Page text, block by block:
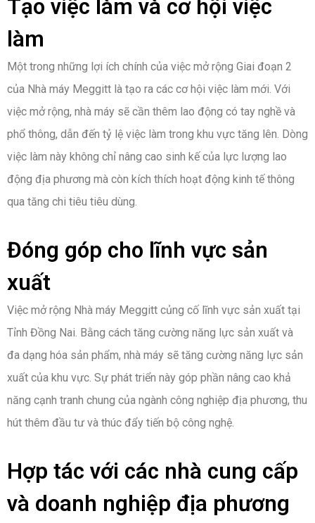
Tạo việc làm và cơ hội việc
làm
Một trong những lợi ích chính của việc mở rộng Giai đoạn 2
của Nhà máy Meggitt là tạo ra các cơ hội việc làm mới. Với
việc mở rộng, nhà máy sẽ cần thêm lao động có tay nghề và
phổ thông, dẫn đến tỷ lệ việc làm trong khu vực tăng lên. Dòng
việc làm này không chỉ nâng cao sinh kế của lực lượng lao
động địa phương mà còn kích thích hoạt động kinh tế thông
qua tăng chi tiêu tiêu dùng.
Đóng góp cho lĩnh vực sản
xuất
Việc mở rộng Nhà máy Meggitt củng cố lĩnh vực sản xuất tại
Tỉnh Đồng Nai. Bằng cách tăng cường năng lực sản xuất và
đa dạng hóa sản phẩm, nhà máy sẽ tăng cường năng lực sản
xuất của khu vực. Sự phát triển này góp phần nâng cao khả
năng cạnh tranh chung của ngành công nghiệp địa phương, thu
hút thêm đầu tư và thúc đẩy tiến bộ công nghệ.
Hợp tác với các nhà cung cấp
và doanh nghiệp địa phương